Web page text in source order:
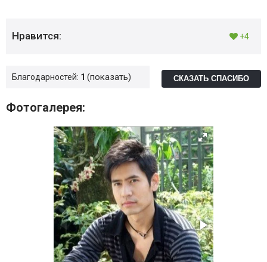
Нравится: +4
Благодарностей: 1 показать СКАЗАТЬ СПАСИБО
Фотогалерея: